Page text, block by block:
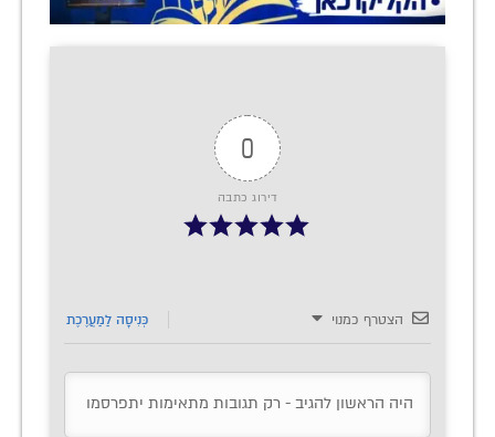
0
דירוג כתבה
הצטרף כמנוי כְּנִיסָה לַמַעֲרֶכֶת